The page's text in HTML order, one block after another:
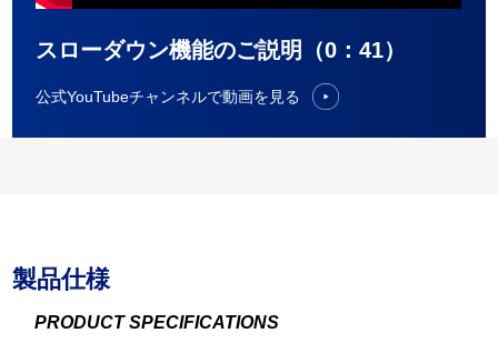
スローダウン機能のご説明（0：41）
公式YouTubeチャンネルで動画を見る
製品仕様
PRODUCT SPECIFICATIONS